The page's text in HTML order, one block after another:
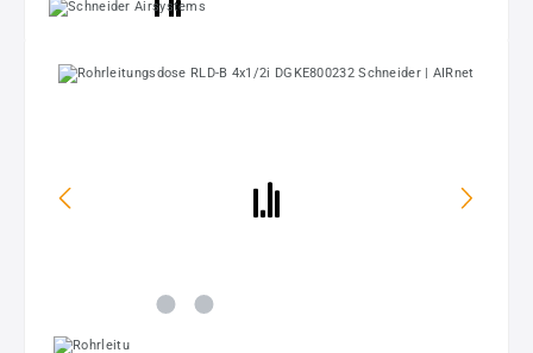
Bildergalerie überspringen